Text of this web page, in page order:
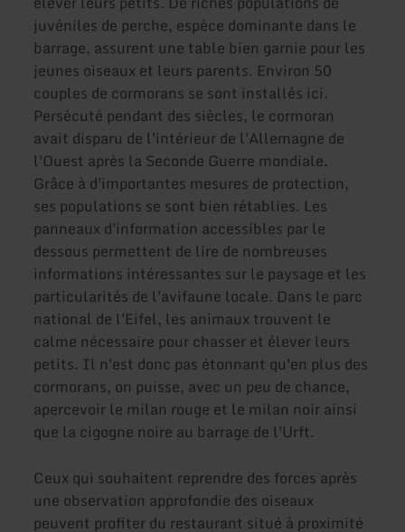
juvéniles de perche, espèce dominante dans le
barrage, assurent une table bien garnie pour les
jeunes oiseaux et leurs parents. Environ 50
couples de cormorans se sont installés ici.
Persécuté pendant des siècles, le cormoran
avait disparu de l'intérieur de l'Allemagne de
l'Ouest après la Seconde Guerre mondiale.
Grâce à d'importantes mesures de protection,
ses populations se sont bien rétablies. Les
panneaux d'information accessibles par le
dessous permettent de lire de nombreuses
informations intéressantes sur le paysage et les
particularités de l'avifaune locale. Dans le parc
national de l'Eifel, les animaux trouvent le
calme nécessaire pour chasser et élever leurs
petits. Il n'est donc pas étonnant qu'en plus des
cormorans, on puisse, avec un peu de chance,
apercevoir le milan rouge et le milan noir ainsi
que la cigogne noire au barrage de l'Urft.
Ceux qui souhaitent reprendre des forces après
une observation approfondie des oiseaux
peuvent profiter du restaurant situé à proximité